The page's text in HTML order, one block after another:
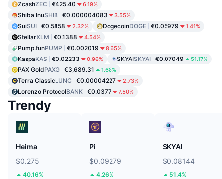
ZcashZEC €425.40 6.19%
Shiba InuSHIB €0.000004083 3.55%
SuiSUI €0.5858 2.32% DogecoinDOGE €0.05979 1.41%
StellarXLM €0.1388 4.54%
Pump.funPUMP €0.002019 8.65%
KaspaKAS €0.02233 0.96% SKYAISKYAI €0.07049 51.17%
PAX GoldPAXG €3,689.31 1.68%
Terra ClassicLUNC €0.00004227 2.73%
Lorenzo ProtocolBANK €0.0377 7.50%
Trendy
Heima
$0.275
40.16%
Pi
$0.09279
4.26%
SKYAI
$0.08144
51.4%